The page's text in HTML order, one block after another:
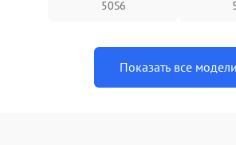
50S6
Показать все модели